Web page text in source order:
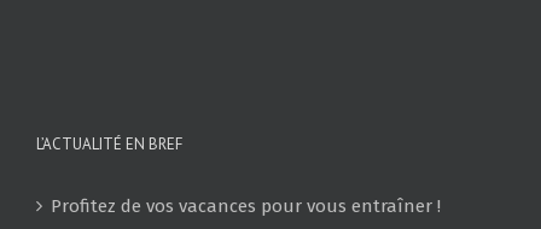
L’ACTUALITÉ EN BREF
Profitez de vos vacances pour vous entraîner !